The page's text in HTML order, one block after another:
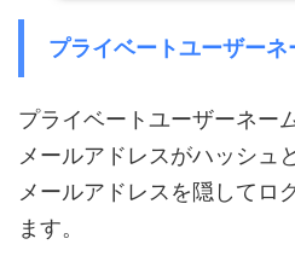
プライベートユーザー
プライベートユーザーネー
メールアドレスがハッシュ
メールアドレスを隠してロ
ます。